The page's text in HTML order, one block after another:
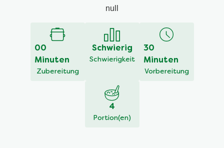
null
00
Minuten
Zubereitung
Schwierig
Schwierigkeit
30
Minuten
Vorbereitung
4
Portion(en)